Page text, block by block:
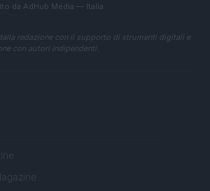
da AdHub Media — Italia
redazione con il supporto di strumenti digitali e
con autori indipendenti.